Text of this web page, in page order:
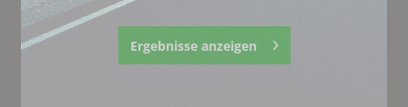
Ergebnisse anzeigen